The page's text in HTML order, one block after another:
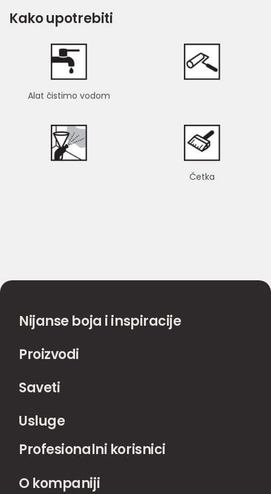
Kako upotrebiti
Alat čistimo vodom
Četka
Nijanse boja i inspiracije
Proizvodi
Saveti
Usluge
Profesionalni korisnici
O kompaniji